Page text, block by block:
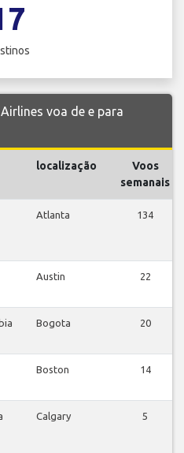
voa de e para
localização
Voos
semanais
Atlanta 134
Austin 22
Bogota 20
Boston 14
Calgary 5